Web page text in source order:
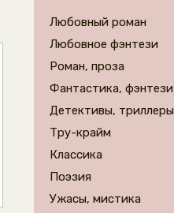
Любовный роман
Любовное фэнтези
Роман, проза
Фантастика, фэнтези
Детективы, триллеры
Тру-крайм
Классика
Поэзия
Ужасы, мистика